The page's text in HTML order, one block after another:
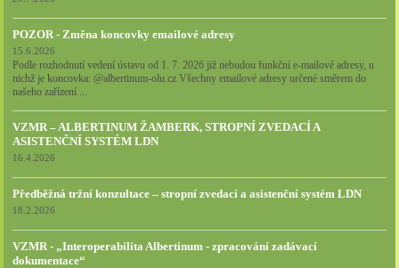
POZOR - Změna koncovky emailové adresy
15.6.2026
Podle rozhodnutí vedení ústavu od 1. 7. 2026 již nebudou funkční e-mailové adresy, u
nichž je koncovka: @albertinum-olu.cz Všechny emailové adresy určené směrem do
našeho zařízení ...
VZMR – ALBERTINUM ŽAMBERK, STROPNÍ ZVEDACÍ A
ASISTENČNÍ SYSTÉM LDN
16.4.2026
Předběžná tržní konzultace – stropní zvedací a asistenční systém LDN
18.2.2026
VZMR - „Interoperabilita Albertinum - zpracování zadávací
dokumentace“